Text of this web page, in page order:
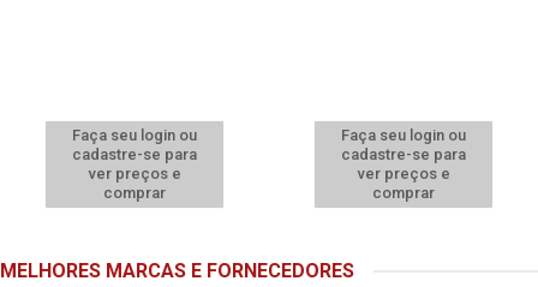
Faça seu login ou
cadastre-se para
ver preços e
comprar
Faça seu login ou
cadastre-se para
ver preços e
comprar
MELHORES MARCAS E FORNECEDORES